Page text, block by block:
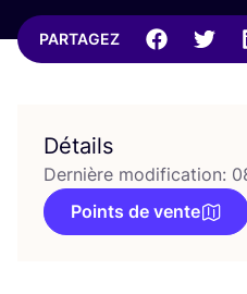
PARTAGEZ
Détails
Dernière modification:
Points de vente